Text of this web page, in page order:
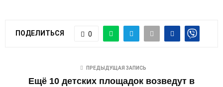
ПОДЕЛИТЬСЯ 0
ПРЕДЫДУЩАЯ ЗАПИСЬ
Ещё 10 детских площадок возведут в